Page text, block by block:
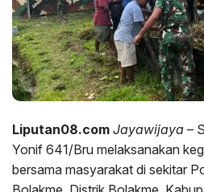
Liputan08.com Jayawijaya –
Yonif 641/Bru melaksanakan
bersama masyarakat di sekitar